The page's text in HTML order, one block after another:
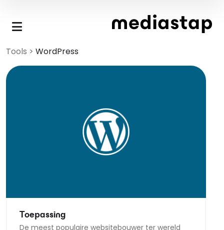
Tools > WordPress
Toepassing
De meest populaire websitebouwer ter wereld